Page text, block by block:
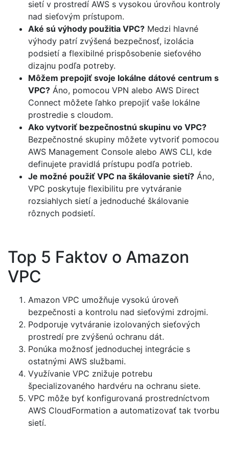
sietí v prostredí AWS s vysokou úrovňou kontroly
nad sieťovým prístupom.
Aké sú výhody použitia VPC? Medzi hlavné
výhody patrí zvýšená bezpečnosť, izolácia
podsietí a flexibilné prispôsobenie sieťového
dizajnu podľa potreby.
Môžem prepojiť svoje lokálne dátové centrum s
VPC? Áno, pomocou VPN alebo AWS Direct
Connect môžete ľahko prepojiť vaše lokálne
prostredie s cloudom.
Ako vytvoriť bezpečnostnú skupinu vo VPC?
Bezpečnostné skupiny môžete vytvoriť pomocou
AWS Management Console alebo AWS CLI, kde
definujete pravidlá prístupu podľa potrieb.
Je možné použiť VPC na škálovanie sietí? Áno,
VPC poskytuje flexibilitu pre vytváranie
rozsiahlych sietí a jednoduché škálovanie
rôznych podsietí.
Top 5 Faktov o Amazon
VPC
Amazon VPC umožňuje vysokú úroveň
bezpečnosti a kontrolu nad sieťovými zdrojmi.
Podporuje vytváranie izolovaných sieťových
prostredí pre zvýšenú ochranu dát.
Ponúka možnosť jednoduchej integrácie s
ostatnými AWS službami.
Využívanie VPC znižuje potrebu
špecializovaného hardvéru na ochranu siete.
VPC môže byť konfigurovaná prostredníctvom
AWS CloudFormation a automatizovať tak tvorbu
sietí.